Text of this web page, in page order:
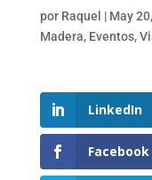
por Raquel | May
Madera, Eventos,
LinkedIn
Facebook